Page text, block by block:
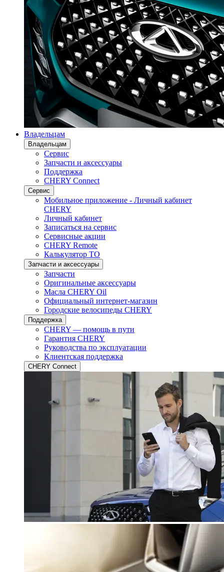
Владельцам
Владельцам
Сервис
Запчасти и аксессуары
Поддержка
CHERY Connect
Сервис
Мобильное приложение - Личный кабинет
CHERY
Личный кабинет
Записаться на сервис
Сервисные акции
CHERY Remote
Калькулятор ТО
Запчасти и аксессуары
Запчасти
Оригинальные аксессуары
Масла CHERY Oil
Официальный интернет-магазин
Городские велосипеды CHERY
Поддержка
CHERY — помощь в пути
Гарантия CHERY
Руководства по эксплуатации
Клиентская поддержка
CHERY Connect